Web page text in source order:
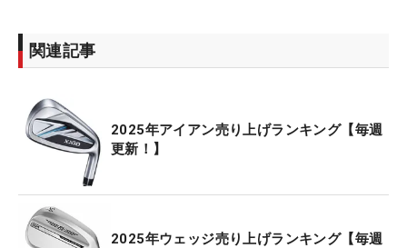
関連記事
2025年アイアン売り上げランキング【毎週
更新！】
2025年ウェッジ売り上げランキング【毎週